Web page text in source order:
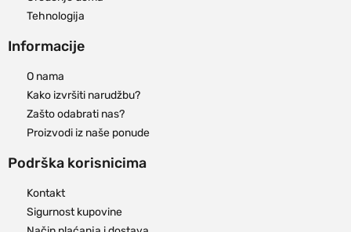
Tehnologija
Informacije
O nama
Kako izvršiti narudžbu?
Zašto odabrati nas?
Proizvodi iz naše ponude
Podrška korisnicima
Kontakt
Sigurnost kupovine